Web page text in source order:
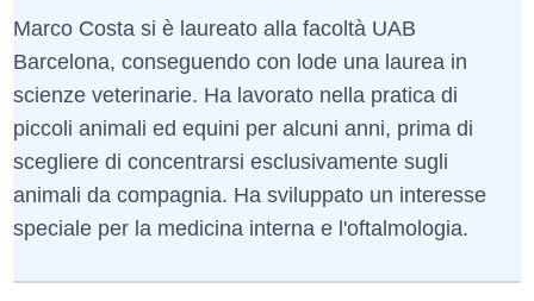
Marco Costa si è laureato alla facoltà UAB
Barcelona, conseguendo con lode una laurea in
scienze veterinarie. Ha lavorato nella pratica di
piccoli animali ed equini per alcuni anni, prima di
scegliere di concentrarsi esclusivamente sugli
animali da compagnia. Ha sviluppato un interesse
speciale per la medicina interna e l'oftalmologia.